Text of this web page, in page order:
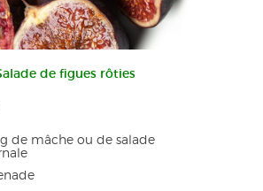
de figues rôties
de mâche ou de salade